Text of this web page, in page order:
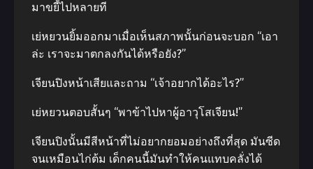
มาขยี้ไปหลายที
เย่หยวนยิ้มออกมาเมื่อเห็นสภาพนั้นก่อนจะบอก “เอา
ล่ะ เราจะมาตกลงกันได้หรือยัง?”
เจียนปิงหน้าเสียและถาม “เจ้าอยากได้อะไร?”
เย่หยวนตอบสั้นๆ “พาข้าไปหาผู้อาวุโสเจียน!”
เจียนปิงนั้นมีสีหน้าที่ไม่อยากยอมอย่างถึงที่สุด มันซีด
จนเหมือนไก่ต้ม เด็กคนนี้มันทำให้คนแทบคลั่งได้